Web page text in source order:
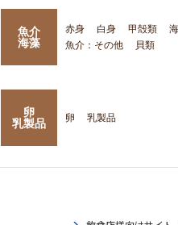
魚介
海藻
赤身 白身 甲殻類
魚介：その他
貝類
卵
乳製品
卵 乳製品